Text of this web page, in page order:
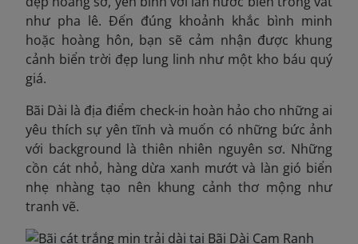
như pha lê. Đến đúng khoảnh khắc bình minh
hoặc hoàng hôn, bạn sẽ cảm nhận được khung
cảnh biển trời đẹp lung linh như một kho báu quý
giá.
Bãi Dài là địa điểm check-in hoàn hảo cho những ai
yêu thích sự yên tĩnh và muốn có những bức ảnh
với background là thiên nhiên nguyên sơ. Những
cồn cát nhỏ, hàng dừa xanh mướt và làn gió biển
nhẹ nhàng tạo nên khung cảnh thơ mộng như
tranh vẽ.